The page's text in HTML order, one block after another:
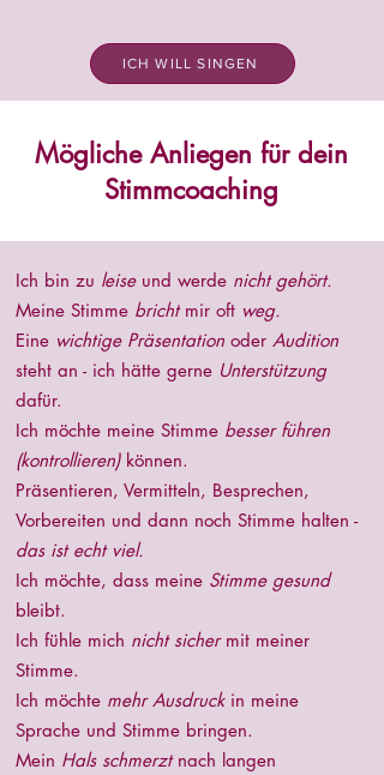
ICH WILL SINGEN
Mögliche Anliegen für dein
Stimmcoaching
Ich bin zu leiseund werde nicht gehört.
Meine Stimme brichtmir oft weg.
Eine wichtige Präsentation oder Audition
steht an - ich hätte gerne Unterstützung
dafür.
Ich möchte meine Stimme besser führen
(kontrollieren)können.
Präsentieren, Vermitteln, Besprechen,
Vorbereiten und dann noch Stimme halten -
das ist echt viel.
Ich möchte, dass meine Stimme gesund
bleibt.
Ich fühle mich nicht sichermit meiner
Stimme.
Ich möchte mehr Ausdruckin meine
Sprache und Stimme bringen.
Mein Hals schmerztnach langen